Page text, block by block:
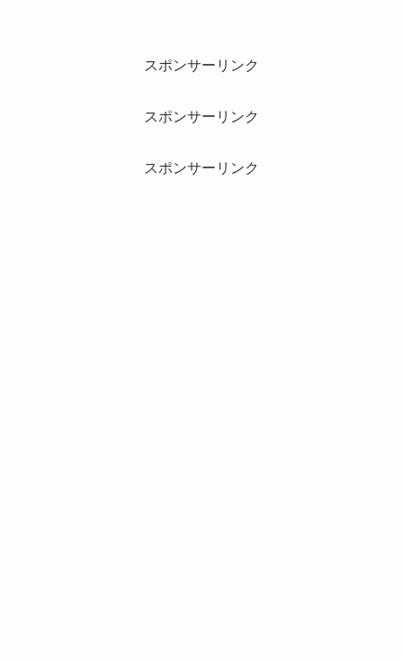
スポンサーリンク
スポンサーリンク
スポンサーリンク